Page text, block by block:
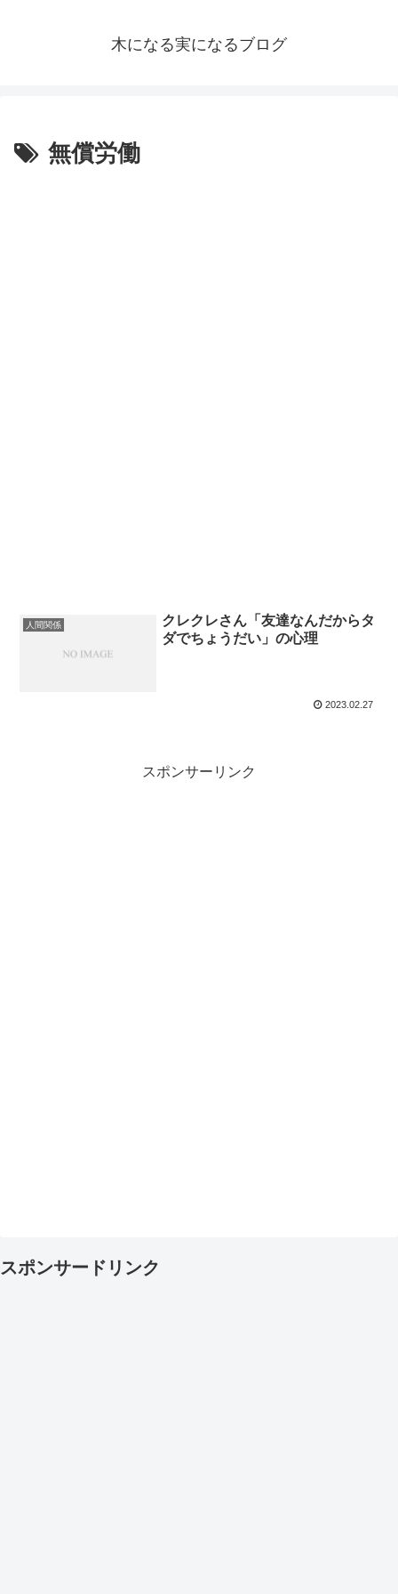
木になる実になるブログ
無償労働
人間関係
クレクレさん「友達なんだからタ
ダでちょうだい」の心理
2023.02.27
スポンサーリンク
スポンサードリンク